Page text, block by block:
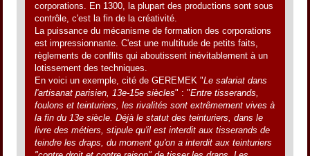
corporations. En 1300, la plupart des productions sont sous
contrôle, c'est la fin de la créativité.
La puissance du mécanisme de formation des corporations
est impressionnante. C'est une multitude de petits faits,
règlements de conflits qui aboutissent inévitablement à un
lotissement des techniques.
En voici un exemple, cité de GEREMEK "Le salariat dans
l'artisanat parisien, 13e-15e siècles" : "Entre tisserands,
foulons et teinturiers, les rivalités sont extrêmement vives à
la fin du 13e siècle. Déjà le statut des teinturiers, dans le
livre des métiers, stipule qu'il est interdit aux tisserands de
teindre les draps, du moment qu'on a interdit aux teinturiers